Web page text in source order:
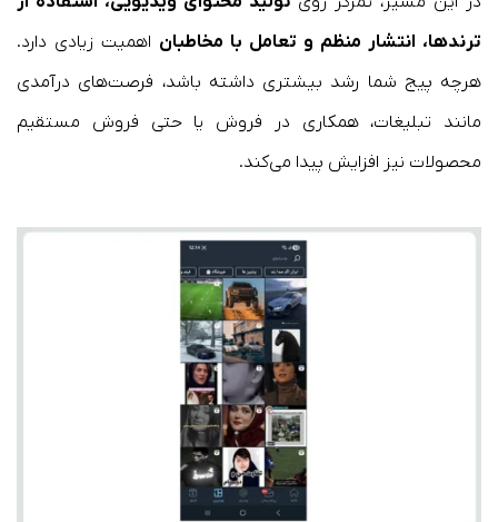
ترندها، انتشار منظم و تعامل با مخاطبان اهمیت زیادی دارد.
هرچه پیج شما رشد بیشتری داشته باشد، فرصت‌های درآمدی
مانند تبلیغات، همکاری در فروش یا حتی فروش مستقیم
محصولات نیز افزایش پیدا می‌کند.